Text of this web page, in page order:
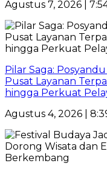
Agustus 7, 2026 |
Pilar Saga:
Pusat Layanan
hingga Perkuat
Agustus 4, 2026 |